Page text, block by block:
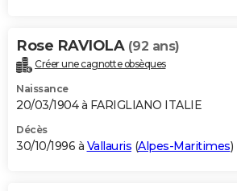
Rose RAVIOLA (92 ans)
Créer une cagnotte obsèques
Naissance
20/03/1904 à FARIGLIANO ITALIE
Décès
30/10/1996 à Vallauris (Alpes-Maritimes)